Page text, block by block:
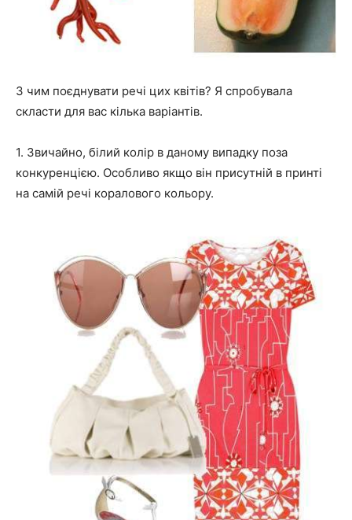
З чим поєднувати речі цих квітів? Я спробувала
скласти для вас кілька варіантів.
1. Звичайно, білий колір в даному випадку поза
конкуренцією. Особливо якщо він присутній в принті
на самій речі коралового кольору.